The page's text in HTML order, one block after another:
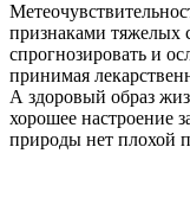
признаками тяжелых
спрогнозировать и
принимая
А здоровый образ
хорошее настроение
природы нет плохой